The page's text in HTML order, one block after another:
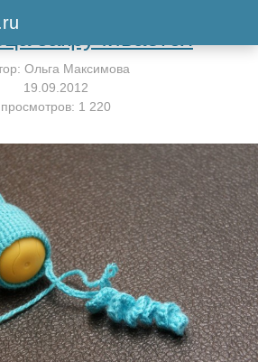
к мастер-классу
закручивается
Ольга Максимова
19.09.2012
просмотров: 1 220